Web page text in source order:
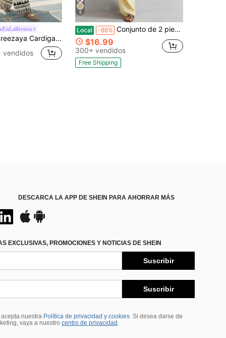
Cardigan casual de manga larga a rayas blanco para mujer con pantalones anchos a juego
vendidos
6
Local -86% Conjunto de 2 piezas para mujer, top holgado de hombros descubiertos y pantalones de pierna ancha, conjunto casual minimalista bohemio para vacaciones
$16.99
300+ vendidos
Free Shipping
DESCARCA LA APP DE SHEIN PARA AHORRAR MÁS
EXCLUSIVAS, PROMOCIONES Y NOTICIAS DE SHEIN
Suscribir
Suscribir
nuestra Política de privacidad y cookies Si desea darse de
vaya a nuestro centro de privacidad .